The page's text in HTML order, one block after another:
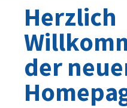
Herzlich
der